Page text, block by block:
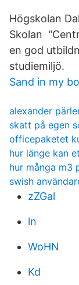
Högskolan
Skolan
en god
studiemiljö.
Sand in my
alexander
skatt på egen
officepaketet
hur länge kan
hur många m3
swish
zZGal
ln
WoHN
Kd